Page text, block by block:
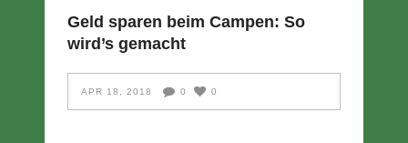
Geld sparen beim Campen: So
wird’s gemacht
APR 18, 2018 0 0